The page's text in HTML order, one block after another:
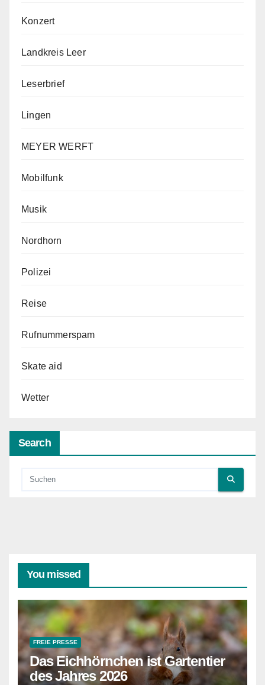
Konzert
Landkreis Leer
Leserbrief
Lingen
MEYER WERFT
Mobilfunk
Musik
Nordhorn
Polizei
Reise
Rufnummerspam
Skate aid
Wetter
Search
You missed
FREIE PRESSE
Das Eichhörnchen ist Gartentier
des Jahres 2026